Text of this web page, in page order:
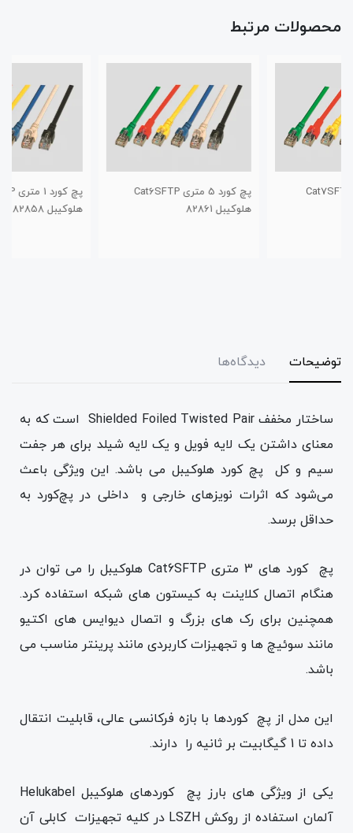
محصولات مرتبط
پچ کورد 5 متری Cat6SFTP
پچ کورد 1 متری Cat6SFTP
توضیحات دیدگاه‌ها
ساختار مخفف Shielded Foiled Twisted Pair است که به
معنای داشتن یک لایه فویل و یک لایه شیلد برای هر جفت
سیم و کل پچ کورد هلوکیبل می باشد. این ویژگی باعث
می‌شود که اثرات نویزهای خارجی و داخلی در پچ‌کورد به
حداقل برسد.
پچ کورد های 3 متری Cat6SFTP هلوکیبل را می توان در
هنگام اتصال کلاینت به کیستون های شبکه استفاده کرد.
همچنین برای رک های بزرگ و اتصال دیوایس های اکتیو
مانند سوئیچ ها و تجهیزات کاربردی مانند پرینتر مناسب می
باشد.
این مدل از پچ کوردها با بازه فرکانسی عالی، قابلیت انتقال
داده تا 1 گیگابیت بر ثانیه را دارند.
یکی از ویژگی های بارز پچ کوردهای هلوکیبل Helukabel
آلمان استفاده از روکش LSZH در کلیه تجهیزات کابلی آن